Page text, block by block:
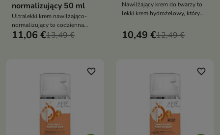
normalizujący 50 ml
Ultralekki krem nawilżająco-
normalizujący to codzienna
pielęgnacja dla skóry
11,06 €13,49 €
Nawilżający krem do twarzy to
lekki krem hydrożelowy, który
wzmacnia jej barierę ochronną
10,49 €12,49 €
favorite_border favorite_border